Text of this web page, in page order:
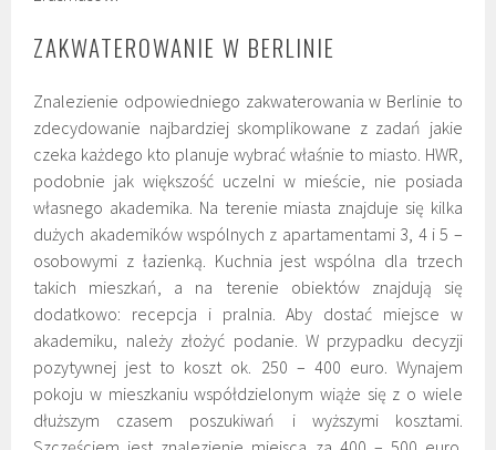
ZAKWATEROWANIE W BERLINIE
Znalezienie odpowiedniego zakwaterowania w Berlinie to
zdecydowanie najbardziej skomplikowane z zadań jakie
czeka każdego kto planuje wybrać właśnie to miasto. HWR,
podobnie jak większość uczelni w mieście, nie posiada
własnego akademika. Na terenie miasta znajduje się kilka
dużych akademików wspólnych z apartamentami 3, 4 i 5 –
osobowymi z łazienką. Kuchnia jest wspólna dla trzech
takich mieszkań, a na terenie obiektów znajdują się
dodatkowo: recepcja i pralnia. Aby dostać miejsce w
akademiku, należy złożyć podanie. W przypadku decyzji
pozytywnej jest to koszt ok. 250 – 400 euro. Wynajem
pokoju w mieszkaniu współdzielonym wiąże się z o wiele
dłuższym czasem poszukiwań i wyższymi kosztami.